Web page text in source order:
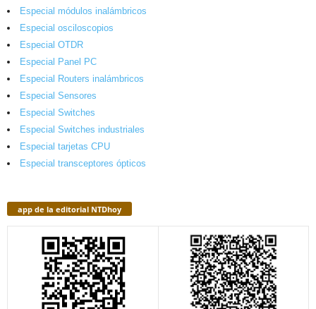
Especial módulos inalámbricos
Especial osciloscopios
Especial OTDR
Especial Panel PC
Especial Routers inalámbricos
Especial Sensores
Especial Switches
Especial Switches industriales
Especial tarjetas CPU
Especial transceptores ópticos
app de la editorial NTDhoy